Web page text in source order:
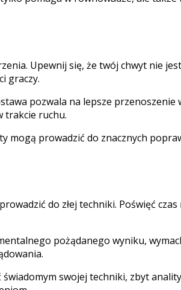
Upewnij się, że twój chwyt nie
graczy.
pozwala na lepsze przenoszenie
trakcie ruchu.
mogą prowadzić do znacznych
do złej techniki. Poświęć
pożądanego wyniku,
swojej techniki, zbyt